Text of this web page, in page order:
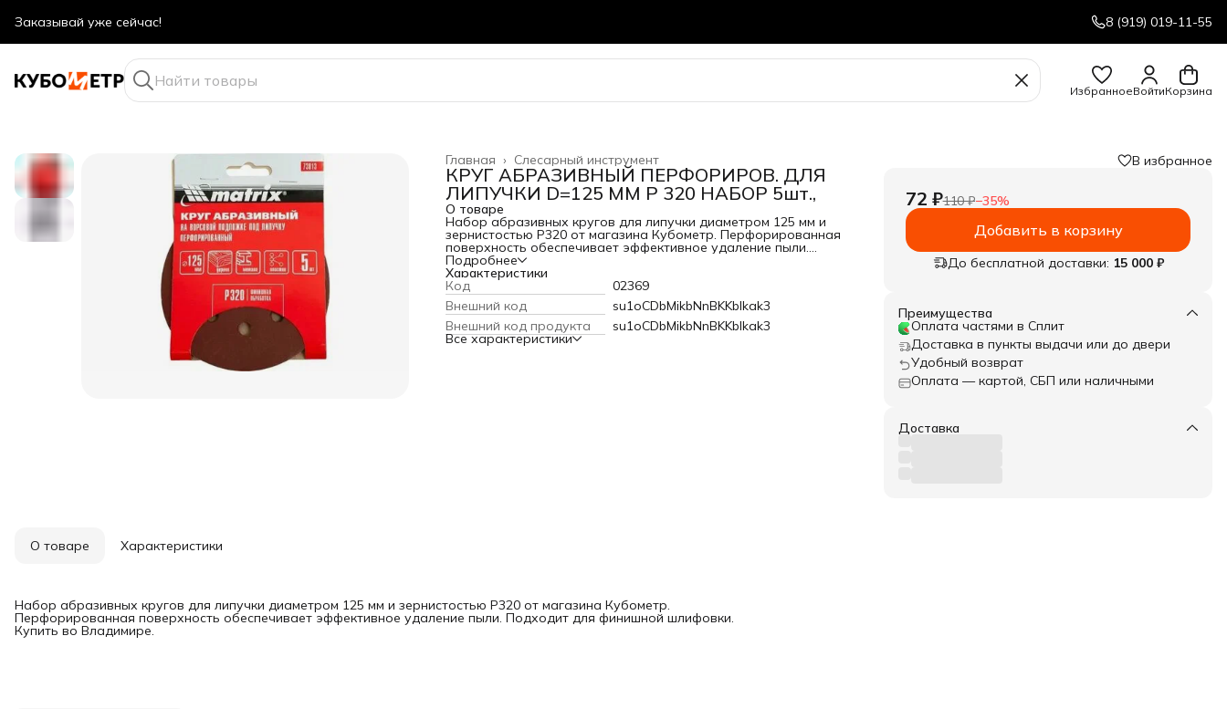
Оптовые цены даже для физ. лиц 8 (919) 019-11-55
ИзбранноеВойтиКорзина
Слесарный инструмент
Главная ›
КРУГ АБРАЗИВНЫЙ ПЕРФОРИРОВ. ДЛЯ
ЛИПУЧКИ D=125 ММ Р 320 НАБОР 5шт.,
О товаре
Набор абразивных кругов для липучки диаметром 125 мм и
зернистостью P320 от магазина Кубометр. Перфорированная
поверхность обеспечивает эффективное удаление пыли.
Подходит для финишной шлифовки. Купить во Владимире.
Подробнее
Характеристики
Код
02369
Внешний код
su1oCDbMikbNnBKKblkak3
Внешний код продукта
su1oCDbMikbNnBKKblkak3
Все характеристики
В избранное
72 ₽110 ₽−35%
Добавить в корзину
До бесплатной доставки: 15 000 ₽
Преимущества
Оплата частями в Сплит
Доставка в пункты выдачи или до двери
Удобный возврат
Оплата — картой, СБП или наличными
Доставка
О товаре Характеристики
Набор абразивных кругов для липучки диаметром 125 мм и зернистостью P320 от магазина Кубометр.
Перфорированная поверхность обеспечивает эффективное удаление пыли. Подходит для финишной шлифовки.
Купить во Владимире.